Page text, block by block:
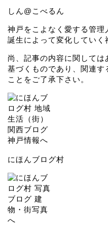
しん@こべるん
神戸をこよなく愛する管
誕生によって変化していく
尚、記事の内容に関して
基づくものであり、関連
ことをご了承下さい。
にほんブログ村